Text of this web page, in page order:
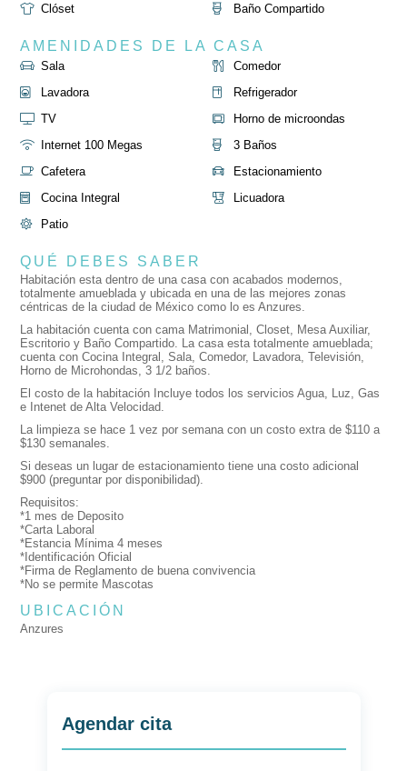
Clóset
Baño Compartido
AMENIDADES DE LA CASA
Sala
Comedor
Lavadora
Refrigerador
TV
Horno de microondas
Internet 100 Megas
3 Baños
Cafetera
Estacionamiento
Cocina Integral
Licuadora
Patio
QUÉ DEBES SABER
Habitación esta dentro de una casa con acabados modernos,
totalmente amueblada y ubicada en una de las mejores zonas
céntricas de la ciudad de México como lo es Anzures.
La habitación cuenta con cama Matrimonial, Closet, Mesa Auxiliar,
Escritorio y Baño Compartido. La casa esta totalmente amueblada;
cuenta con Cocina Integral, Sala, Comedor, Lavadora, Televisión,
Horno de Microhondas, 3 1/2 baños.
El costo de la habitación Incluye todos los servicios Agua, Luz, Gas
e Intenet de Alta Velocidad.
La limpieza se hace 1 vez por semana con un costo extra de $110 a
$130 semanales.
Si deseas un lugar de estacionamiento tiene una costo adicional
$900 (preguntar por disponibilidad).
Requisitos:
*1 mes de Deposito
*Carta Laboral
*Estancia Mínima 4 meses
*Identificación Oficial
*Firma de Reglamento de buena convivencia
*No se permite Mascotas
UBICACIÓN
Anzures
Agendar cita